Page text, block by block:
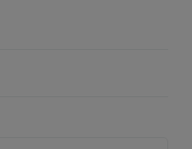
płatności